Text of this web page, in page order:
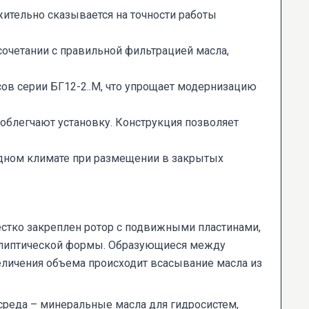
сказывается на точности работы
с правильной фильтрацией масла,
серии БГ12-2..М, что упрощает модернизацию
установку. Конструкция позволяет
климате при размещении в закрытых
закреплен ротор с подвижными пластинами,
формы. Образующиеся между
объема происходит всасывание масла из
– минеральные масла для гидросистем,